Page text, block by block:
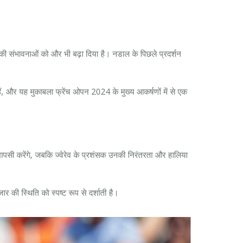
संभावनाओं को और भी बढ़ा दिया है। नडाल के पिछले प्रदर्शन
हैं, और यह मुकाबला फ्रेंच ओपन 2024 के मुख्य आकर्षणों में से एक
करेंगे, जबकि ज्वेरेव के प्रशंसक उनकी निरंतरता और हालिया
की स्थिति को स्पष्ट रूप से दर्शाती है।